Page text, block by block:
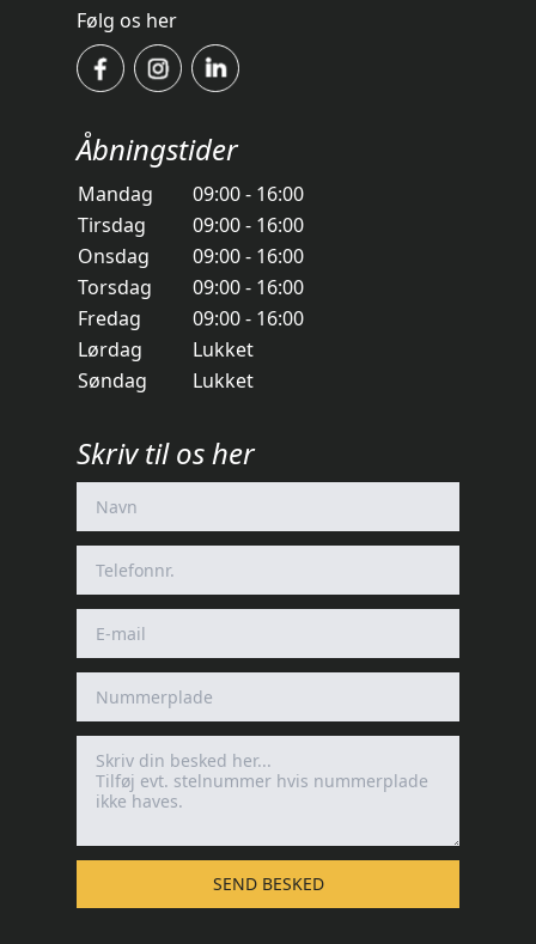
Følg os her
Åbningstider
Mandag
09:00 - 16:00
Tirsdag
09:00 - 16:00
Onsdag
09:00 - 16:00
Torsdag
09:00 - 16:00
Fredag
09:00 - 16:00
Lørdag
Lukket
Søndag
Lukket
Skriv til os her
SEND BESKED